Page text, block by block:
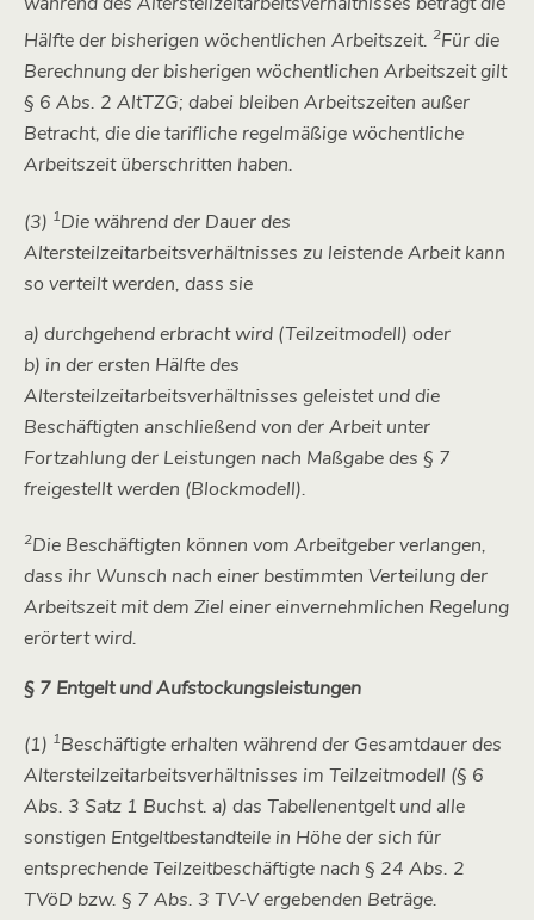
Hälfte der bisherigen wöchentlichen Arbeitszeit. 2Für die
Berechnung der bisherigen wöchentlichen Arbeitszeit gilt
§ 6 Abs. 2 AltTZG; dabei bleiben Arbeitszeiten außer
Betracht, die die tarifliche regelmäßige wöchentliche
Arbeitszeit überschritten haben.
(3) 1Die während der Dauer des
Altersteilzeitarbeitsverhältnisses zu leistende Arbeit kann
so verteilt werden, dass sie
a) durchgehend erbracht wird (Teilzeitmodell) oder
b) in der ersten Hälfte des
Altersteilzeitarbeitsverhältnisses geleistet und die
Beschäftigten anschließend von der Arbeit unter
Fortzahlung der Leistungen nach Maßgabe des § 7
freigestellt werden (Blockmodell).
2Die Beschäftigten können vom Arbeitgeber verlangen,
dass ihr Wunsch nach einer bestimmten Verteilung der
Arbeitszeit mit dem Ziel einer einvernehmlichen Regelung
erörtert wird.
§ 7 Entgelt und Aufstockungsleistungen
(1) 1Beschäftigte erhalten während der Gesamtdauer des
Altersteilzeitarbeitsverhältnisses im Teilzeitmodell (§ 6
Abs. 3 Satz 1 Buchst. a) das Tabellenentgelt und alle
sonstigen Entgeltbestandteile in Höhe der sich für
entsprechende Teilzeitbeschäftigte nach § 24 Abs. 2
TVöD bzw. § 7 Abs. 3 TV-V ergebenden Beträge.